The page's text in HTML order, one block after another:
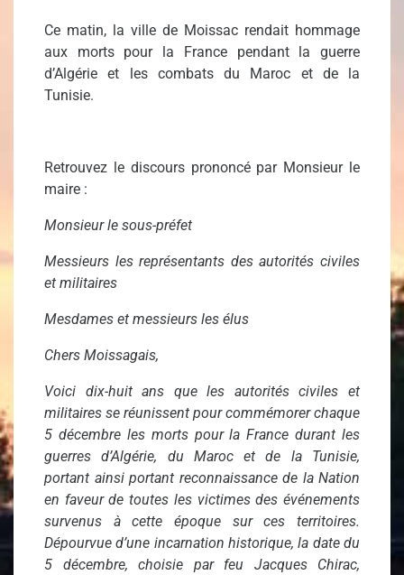
Ce matin, la ville de Moissac rendait hommage
aux morts pour la France pendant la guerre
d’Algérie et les combats du Maroc et de la
Tunisie.
Retrouvez le discours prononcé par Monsieur le
maire :
Monsieur le sous-préfet
Messieurs les représentants des autorités civiles
et militaires
Mesdames et messieurs les élus
Chers Moissagais,
Voici dix-huit ans que les autorités civiles et
militaires se réunissent pour commémorer chaque
5 décembre les morts pour la France durant les
guerres d’Algérie, du Maroc et de la Tunisie,
portant ainsi portant reconnaissance de la Nation
en faveur de toutes les victimes des événements
survenus à cette époque sur ces territoires.
Dépourvue d’une incarnation historique, la date du
5 décembre, choisie par feu Jacques Chirac,